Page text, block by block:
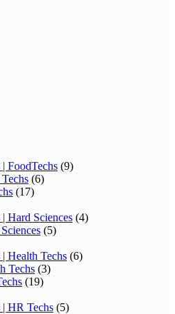
FoodTechs (9)
(6)
(17)
Hard Sciences (4)
(5)
Health Techs (6)
Techs (3)
(19)
HR Techs (5)